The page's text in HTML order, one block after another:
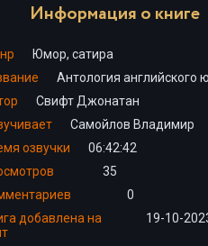
Информация о книге
Юмор, сатира
Свифт Джонатан
Самойлов Владимир
озвучки
06:42:42
35
0
добавлена на